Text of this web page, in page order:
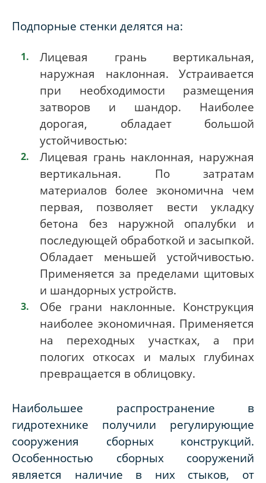
Подпорные стенки делятся на:
Лицевая грань вертикальная,
наружная наклонная. Устраивается
при необходимости размещения
затворов и шандор. Наиболее
дорогая, обладает большой
устойчивостью:
Лицевая грань наклонная, наружная
вертикальная. По затратам
материалов более экономична чем
первая, позволяет вести укладку
бетона без наружной опалубки и
последующей обработкой и засыпкой.
Обладает меньшей устойчивостью.
Применяется за пределами щитовых
и шандорных устройств.
Обе грани наклонные. Конструкция
наиболее экономичная. Применяется
на переходных участках, а при
пологих откосах и малых глубинах
превращается в облицовку.
Наибольшее распространение в
гидротехнике получили регулирующие
сооружения сборных конструкций.
Особенностью сборных сооружений
является наличие в них стыков, от